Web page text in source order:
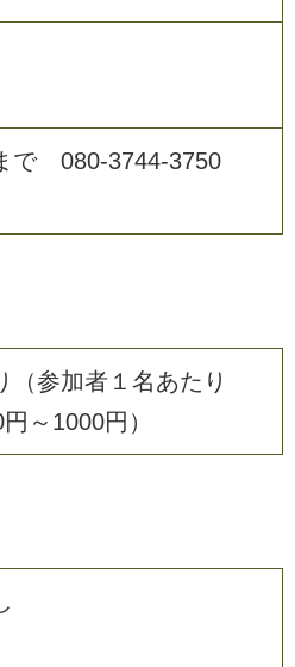
で 080-3744-3750
（参加者１名あたり
～1000円）